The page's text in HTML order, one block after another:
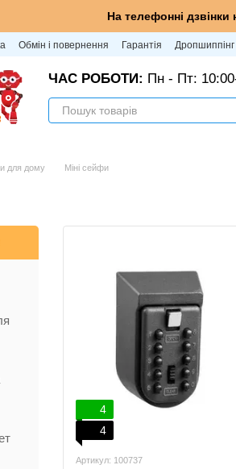
На телефонні
Обмін і повернення Гарантія
ЧАС РОБОТИ: Пн - Пт:
для дому Міні сейфи
4
4
Артикул: 100737